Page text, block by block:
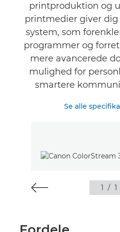
printproduktion og
printmedier giver
system, som
programmer og
mere avancerede
mulighed for
smartere
Se alle
1 / 1